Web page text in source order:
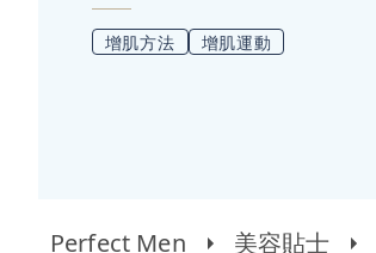
增肌方法 增肌運動
Perfect Men 美容貼士